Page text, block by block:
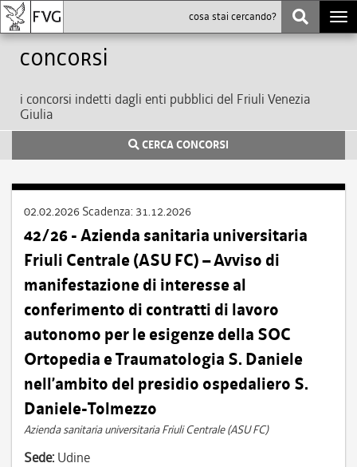
Concorsi
i concorsi indetti dagli enti pubblici del Friuli Venezia
Giulia
CERCA CONCORSI
02.02.2026 Scadenza: 31.12.2026
42/26 - Azienda sanitaria universitaria
Friuli Centrale (ASU FC) – Avviso di
manifestazione di interesse al
conferimento di contratti di lavoro
autonomo per le esigenze della SOC
Ortopedia e Traumatologia S. Daniele
nell’ambito del presidio ospedaliero S.
Daniele-Tolmezzo
Azienda sanitaria universitaria Friuli Centrale (ASU FC)
Sede: Udine